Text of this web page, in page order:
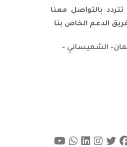
بالتواصل معنا
الدعم الخاص بنا
عمان- الشميساني -